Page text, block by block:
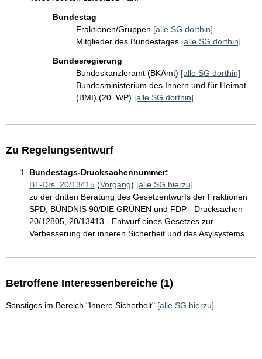
Bundestag
Fraktionen/Gruppen [alle SG dorthin]
Mitglieder des Bundestages [alle SG dorthin]
Bundesregierung
Bundeskanzleramt (BKAmt) [alle SG dorthin]
Bundesministerium des Innern und für Heimat
(BMI) (20. WP) [alle SG dorthin]
Zu Regelungsentwurf
Bundestags-Drucksachennummer:
BT-Drs. 20/13415 (Vorgang) [alle SG hierzu]
zu der dritten Beratung des Gesetzentwurfs der Fraktionen
SPD, BÜNDNIS 90/DIE GRÜNEN und FDP - Drucksachen
20/12805, 20/13413 - Entwurf eines Gesetzes zur
Verbesserung der inneren Sicherheit und des Asylsystems
Betroffene Interessenbereiche (1)
Sonstiges im Bereich "Innere Sicherheit" [alle SG hierzu]